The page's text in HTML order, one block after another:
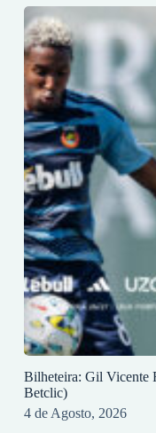
Bilheteira: Gil Vicente
Betclic)
4 de Agosto, 2026